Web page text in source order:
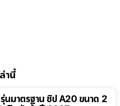
านี้
นมาตรฐาน ชิป A20 ขนาด 2